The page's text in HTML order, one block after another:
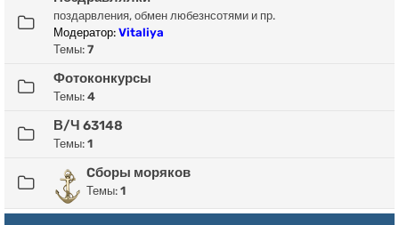
поздарвления, обмен любезнсотями и пр.
Модератор: Vitaliya
Темы: 7
Фотоконкурсы
Темы: 4
В/Ч 63148
Темы: 1
Cборы моряков
Темы: 1